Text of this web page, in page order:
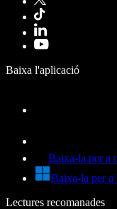
Baixa l'aplicació
Baixa-la per a
Baixa-la per
Lectures recomanades